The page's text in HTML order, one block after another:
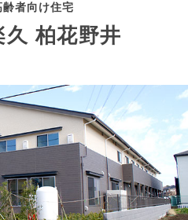
者向け住宅
柏花野井